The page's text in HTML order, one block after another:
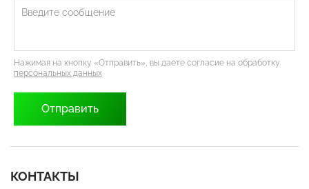
Нажимая на кнопку «Отправить», вы даете согласие на обработку
персональных данных
КОНТАКТЫ